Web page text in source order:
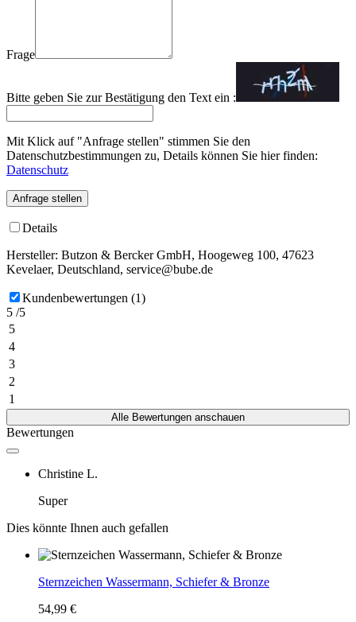
Frage
Bitte geben Sie zur Bestätigung den Text ein :
Mit Klick auf "Anfrage stellen" stimmen Sie den
Datenschutzbestimmungen zu, Details können Sie hier finden:
Datenschutz
Anfrage stellen
Details
Hersteller: Butzon & Bercker GmbH, Hoogeweg 100, 47623
Kevelaer, Deutschland, service@bube.de
Kundenbewertungen (1)
5 /5
5
4
3
2
1
Alle Bewertungen anschauen
Bewertungen
Christine L.
Super
Dies könnte Ihnen auch gefallen
Sternzeichen Wassermann, Schiefer & Bronze
54,99 €